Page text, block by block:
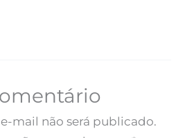
mail não será publicado.